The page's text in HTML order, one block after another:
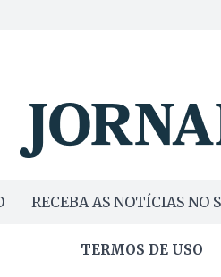
RECEBA AS NOTÍCIAS NO
TERMOS DE USO